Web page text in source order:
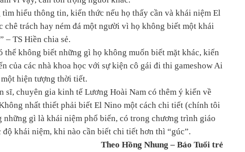
hiểu thông tin, kiến thức nếu họ thấy cần và khái niệm El
trách hay ném đá một người vì họ không biết một khái
– TS Hiền chia sẻ.
thể không biết những gì họ không muốn biết mặt khác, kiến
của các nhà khoa học với sự kiện cô gái đi thi gameshow Ai
hiện tượng thời tiết.
sĩ, chuyên gia kinh tế Lương Hoài Nam có thêm ý kiến về
nhất thiết phải biết El Nino một cách chi tiết (chính tôi
gì là khái niệm phổ biến, có trong chương trình giáo
khái niệm, khi nào cần biết chi tiết hơn thì “gúc”.
Theo Hồng Nhung – Báo Tuổi trẻ